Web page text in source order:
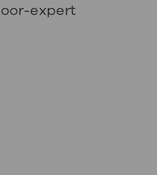
expert